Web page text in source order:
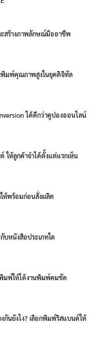
สร้างภาพลักษณ์มืออาชีพ
พิมพ์คุณภาพสูงในยุคดิจิทัล
ได้ดีกว่าคูปองออนไลน์
ให้ลูกค้าจำได้ตั้งแต่แรกเห็น
ห้พร้อมก่อนสั่งผลิต
บหนังสือประเภทใด
พิมพ์ให้ได้งานพิมพ์คมชัด
กันยังไง? เลือกพิมพ์ริสแบนด์ให้